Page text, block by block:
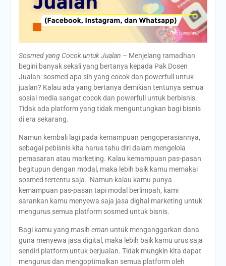
Sosmed yang Cocok untuk Jualan – Menjelang ramadhan
begini banyak sekali yang bertanya kepada Pak Dosen
Jualan: sosmed apa sih yang cocok dan powerfull untuk
jualan? Kalau ada yang bertanya demikian tentunya semua
sosial media sangat cocok dan powerfull untuk berbisnis.
Tidak ada platform yang tidak menguntungkan bagi bisnis
di era sekarang.
Namun kembali lagi pada kemampuan pengoperasiannya,
sebagai pebisnis kita harus tahu diri dalam mengelola
pemasaran atau marketing. Kalau kemampuan pas-pasan
begitupun dengan modal, maka lebih baik kamu memakai
sosmed tertentu saja. Namun kalau kamu punya
kemampuan pas-pasan tapi modal berlimpah, kami
sarankan kamu menyewa saja jasa digital marketing untuk
mengurus semua platform sosmed untuk bisnis.
Bagi kamu yang masih eman untuk menganggarkan dana
guna menyewa jasa digital, maka lebih baik kamu urus saja
sendiri platform untuk berjualan. Tidak mungkin kita dapat
mengurus dan mengoptimalkan semua platform oleh